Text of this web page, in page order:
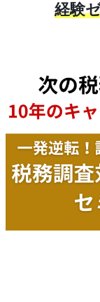
経験